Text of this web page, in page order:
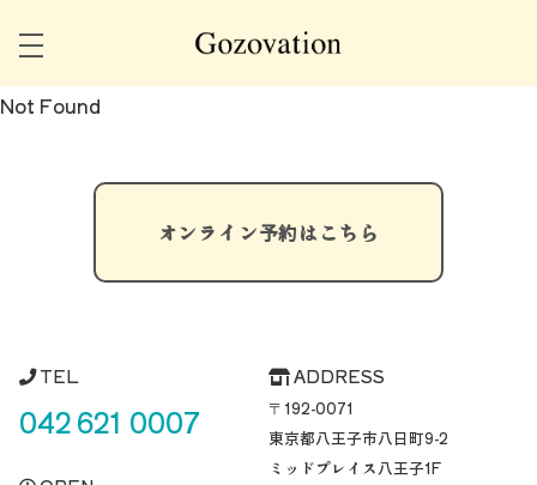
Not Found
オンライン予約はこちら
TEL
042 621 0007
ADDRESS
〒192-0071
東京都八王子市八日町9-2
ミッドプレイス八王子1F